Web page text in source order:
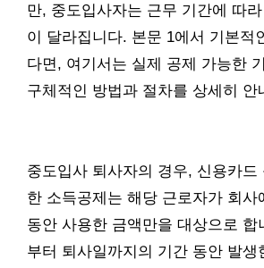
만, 중도입사자는 근무 기간에 따
이 달라집니다. 본문 1에서 기본적
다면, 여기서는 실제 공제 가능한
구체적인 방법과 절차를 상세히 안
중도입사 퇴사자의 경우, 신용카드
한 소득공제는 해당 근로자가 회사
동안 사용한 금액만을 대상으로 합
부터 퇴사일까지의 기간 동안 발생